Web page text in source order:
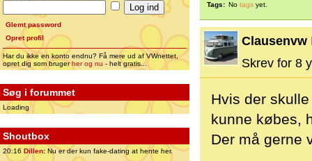
Glemt password
Opret profil
Har du ikke en konto endnu? Få mere ud af VWnettet,
opret dig som brugerher og nu - helt gratis...
Søg i forummet
Loading
Shoutbox
20:16 Dillen: Nu er der kun fake-dating at hente her.
Tags: No tags yet.
Clausenvw
Skrev for 8
Hvis der
kunne købes,
Der må gerne